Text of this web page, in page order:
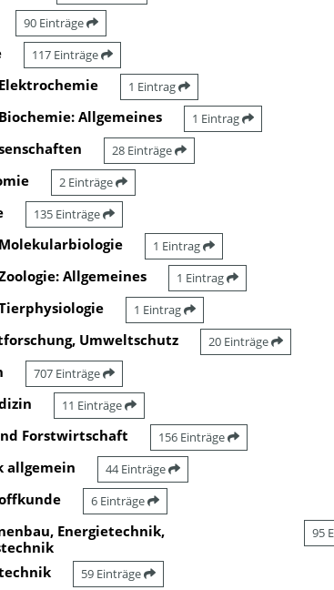
90 Einträge
117 Einträge
1 Eintrag
Allgemeines 1 Eintrag
28 Einträge
2 Einträge
135 Einträge
1 Eintrag
Allgemeines 1 Eintrag
1 Eintrag
Umweltschutz 20 Einträge
707 Einträge
11 Einträge
Forstwirtschaft 156 Einträge
allgemein 44 Einträge
6 Einträge
Energietechnik,
95
59 Einträge